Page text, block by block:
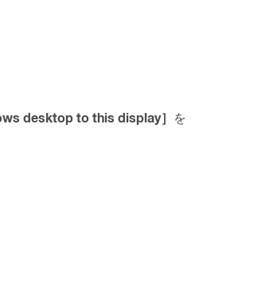
desktop to this display］
を